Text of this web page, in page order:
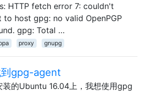
HTTP fetch error 7: couldn't
to host gpg: no valid OpenPGP
gpg: Total …
proxy gnupg
到gpg-agent
装的Ubuntu 16.04上，我想使用gpg